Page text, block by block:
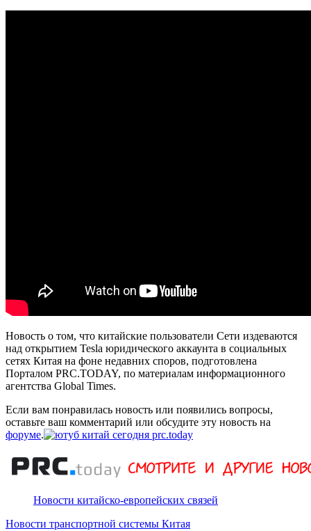
Новость о том, что китайские пользователи Сети издеваются
над открытием Tesla юридического аккаунта в социальных
сетях Китая на фоне недавних споров, подготовлена
Порталом PRC.TODAY, по материалам информационного
агентства Global Times.
Если вам понравилась новость или появились вопросы,
оставьте ваш комментарий или обсудите эту новость на
форуме.
Новости китайско-европейских связей
Новости транспортной системы Китая